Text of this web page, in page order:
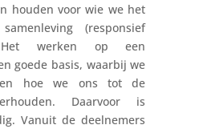
houden voor wie we het
(responsief
Het werken op een
goede basis, waarbij we
hoe we ons tot de
Daarvoor is
Vanuit de deelnemers